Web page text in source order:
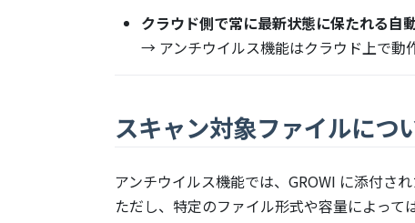
クラウド側で常に最新状態に保たれる自
→ アンチウイルス機能はクラウド上で動
スキャン対象ファイルにつ
アンチウイルス機能では、GROWI に添付さ
ただし、特定のファイル形式や容量によって